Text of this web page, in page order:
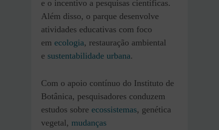
e o incentivo a pesquisas científicas.
Além disso, o parque desenvolve
atividades educativas com foco
em ecologia, restauração ambiental
e sustentabilidade urbana.
Com o apoio contínuo do Instituto de
Botânica, pesquisadores conduzem
estudos sobre ecossistemas, genética
vegetal, mudanças